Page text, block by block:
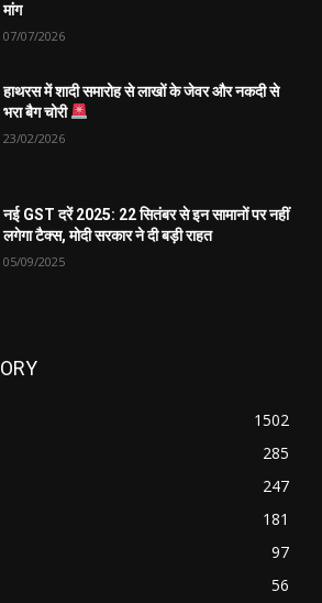
मांग
07/07/2026
हाथरस में शादी समारोह से लाखों के जेवर और नकदी से
भरा बैग चोरी
23/02/2026
नई GST दरें 2025: 22 सितंबर से इन सामानों पर नहीं
लगेगा टैक्स, मोदी सरकार ने दी बड़ी राहत
05/09/2025
1502
285
247
181
97
56